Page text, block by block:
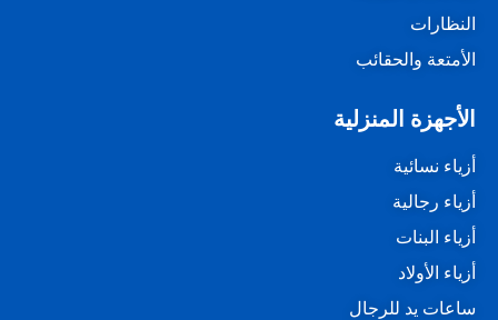
النظارات
الأمتعة والحقائب
الأجهزة المنزلية
أزياء نسائية
أزياء رجالية
أزياء البنات
أزياء الأولاد
ساعات يد للرجال